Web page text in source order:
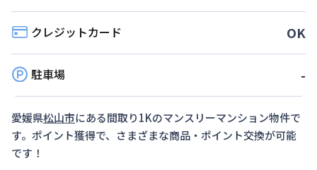
クレジットカード OK
駐車場 -
愛媛県松山市にある間取り1Kのマンスリーマンション物件で
す。ポイント獲得で、さまざまな商品・ポイント交換が可能
です！